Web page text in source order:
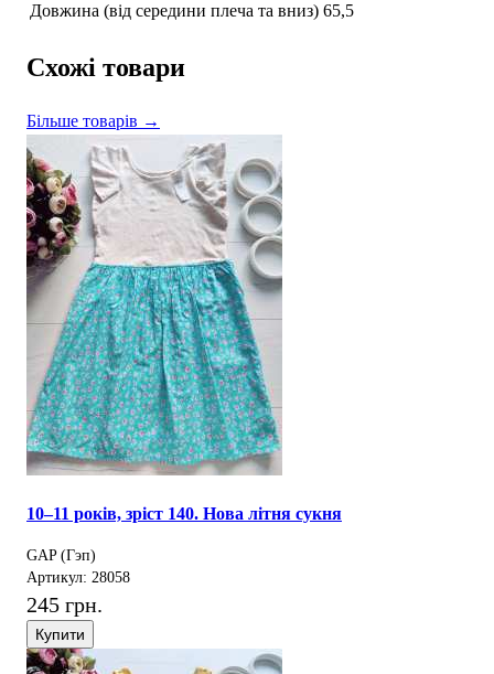
Довжина (від середини плеча та вниз) 65,5
Схожі товари
Більше товарів →
10–11 років, зріст 140. Нова літня сукня
GAP (Гэп)
Артикул: 28058
245 грн.
Купити